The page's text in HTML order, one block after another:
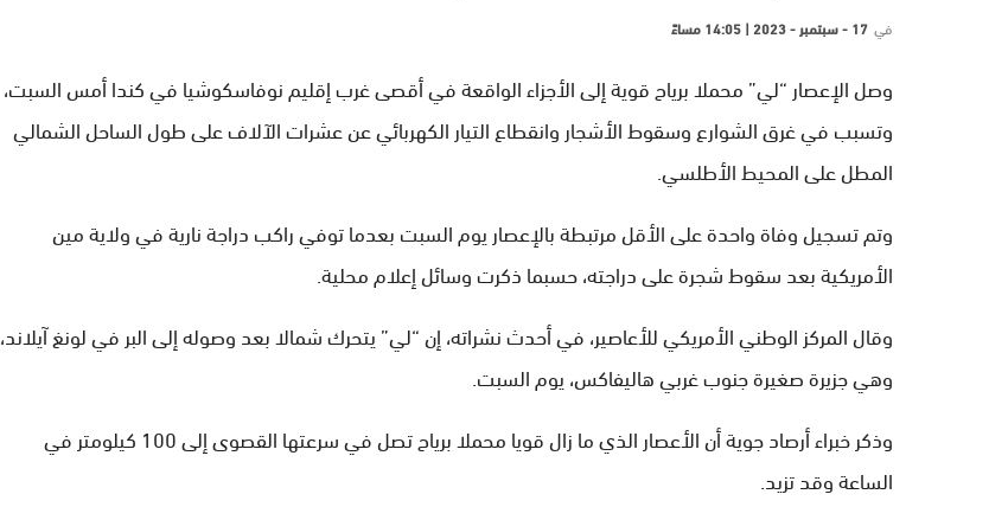
في 17 - سبتمبر - 2023 | 14:05 مساءً
وصل الإعصار “لي” محملا برياح قوية إلى الأجزاء الواقعة في أقصى غرب إقليم نوفاسكوشيا في كندا أمس السبت،
وتسبب في غرق الشوارع وسقوط الأشجار وانقطاع التيار الكهربائي عن عشرات الآلاف على طول الساحل الشمالي
المطل على المحيط الأطلسي.
وتم تسجيل وفاة واحدة على الأقل مرتبطة بالإعصار يوم السبت بعدما توفي راكب دراجة نارية في ولاية مين
الأمريكية بعد سقوط شجرة على دراجته، حسبما ذكرت وسائل إعلام محلية.
وقال المركز الوطني الأمريكي للأعاصير، في أحدث نشراته، إن “لي” يتحرك شمالا بعد وصوله إلى البر في لونغ آيلاند،
وهي جزيرة صغيرة جنوب غربي هاليفاكس، يوم السبت.
وذكر خبراء أرصاد جوية أن الأعصار الذي ما زال قويا محملا برياح تصل في سرعتها القصوى إلى 100 كيلومتر في
الساعة وقد تزيد.